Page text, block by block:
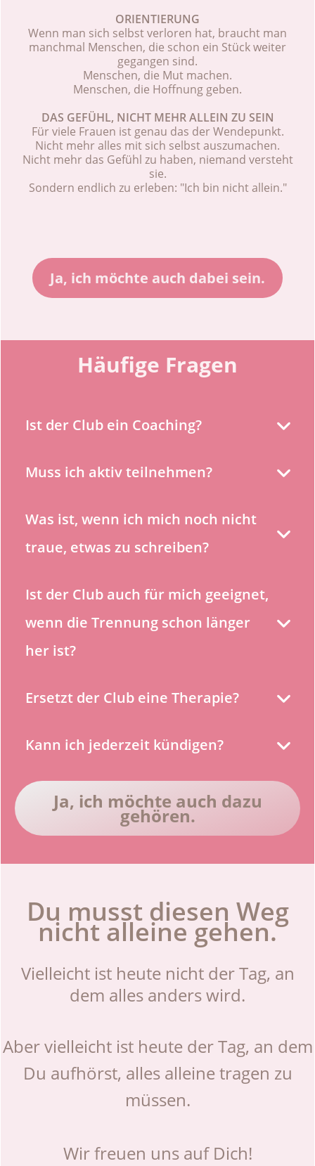
ORIENTIERUNG
Wenn man sich selbst verloren hat, braucht man
manchmal Menschen, die schon ein Stück weiter
gegangen sind.
Menschen, die Mut machen.
Menschen, die Hoffnung geben.
DAS GEFÜHL, NICHT MEHR ALLEIN ZU SEIN
Für viele Frauen ist genau das der Wendepunkt.
Nicht mehr alles mit sich selbst auszumachen.
Nicht mehr das Gefühl zu haben, niemand versteht
sie.
Sondern endlich zu erleben: "Ich bin nicht allein."
Ja, ich möchte auch dabei sein.
Häufige Fragen
Ist der Club ein Coaching?
Muss ich aktiv teilnehmen?
Was ist, wenn ich mich noch nicht
traue, etwas zu schreiben?
Ist der Club auch für mich geeignet,
wenn die Trennung schon länger
her ist?
Ersetzt der Club eine Therapie?
Kann ich jederzeit kündigen?
Ja, ich möchte auch dazu
gehören.
Du musst diesen Weg
nicht alleine gehen.
Vielleicht ist heute nicht der Tag, an
dem alles anders wird.
Aber vielleicht ist heute der Tag, an dem
Du aufhörst, alles alleine tragen zu
müssen.
Wir freuen uns auf Dich!